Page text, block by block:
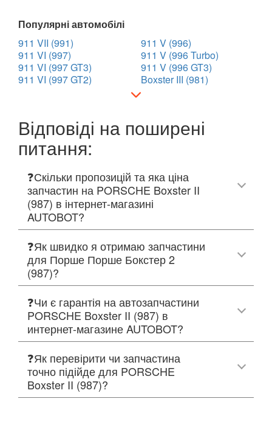
Популярні автомобілі
911 VII (991)
911 VI (997)
911 VI (997 GT3)
911 VI (997 GT2)
911 V (996)
911 V (996 Turbo)
911 V (996 GT3)
Boxster III (981)
Відповіді на поширені
питання:
❓Скільки пропозицій та яка ціна
запчастин на PORSCHE Boxster II
(987) в інтернет-магазині
AUTOBOT?
❓Як швидко я отримаю запчастини
для Порше Порше Бокстер 2
(987)?
❓Чи є гарантія на автозапчастини
PORSCHE Boxster II (987) в
интернет-магазине AUTOBOT?
❓Як перевірити чи запчастина
точно підійде для PORSCHE
Boxster II (987)?